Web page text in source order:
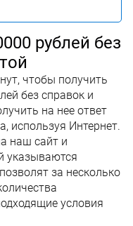
рублей без
чтобы получить
без справок и
на нее ответ
используя Интернет.
наш сайт и
указываются
за несколько
условия